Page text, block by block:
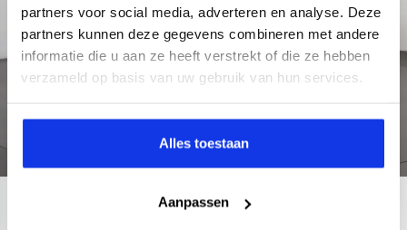
partners voor social media, adverteren en analyse. Deze
partners kunnen deze gegevens combineren met andere
informatie die u aan ze heeft verstrekt of die ze hebben
verzameld op basis van uw gebruik van hun services.
Alles toestaan
Aanpassen